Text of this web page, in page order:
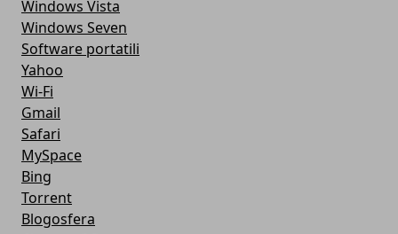
Windows Vista
Windows Seven
Software portatili
Yahoo
Wi-Fi
Gmail
Safari
MySpace
Bing
Torrent
Blogosfera